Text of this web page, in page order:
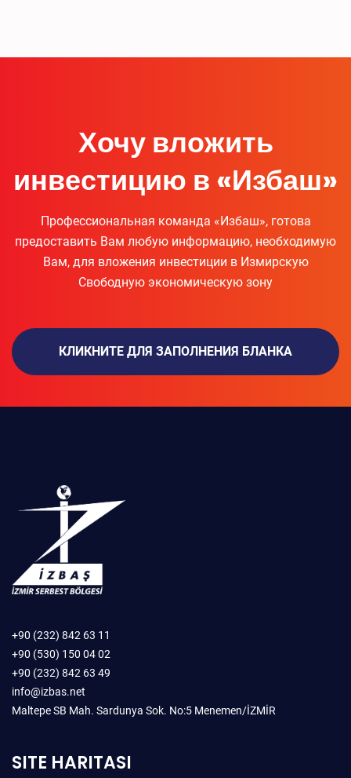
Хочу вложить
инвестицию в «Избаш»
Профессиональная команда «Избаш», готова
предоставить Вам любую информацию, необходимую
Вам, для вложения инвестиции в Измирскую
Свободную экономическую зону
КЛИКНИТЕ ДЛЯ ЗАПОЛНЕНИЯ БЛАНКА
+90 (232) 842 63 11
+90 (530) 150 04 02
+90 (232) 842 63 49
info@izbas.net
Maltepe SB Mah. Sardunya Sok. No:5 Menemen/İZMİR
SITE HARITASI